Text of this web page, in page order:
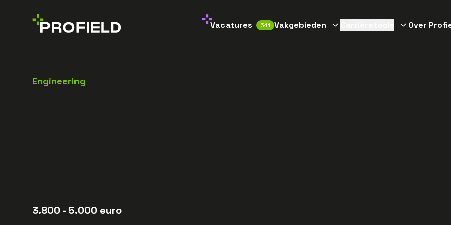
Vacatures 541 Vakgebieden Over
Engineering
3.800 - 5.000 euro